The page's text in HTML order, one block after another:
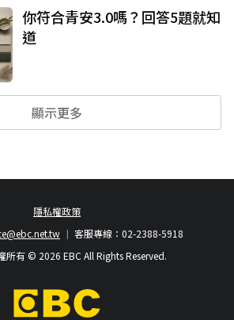
你符合青安3.0嗎？回答5題就知
道
顯示更多
隱私權政策
客服專線：02-2388-5918
所有 © 2026 EBC All Rights Reserved.